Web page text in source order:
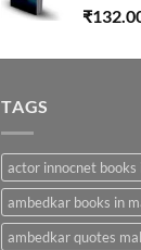
₹
TAGS
actor innocnet books
ambedkar books in
ambedkar quotes